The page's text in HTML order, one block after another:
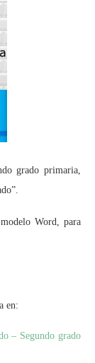
grado primaria,
Word, para
en:
– Segundo grado